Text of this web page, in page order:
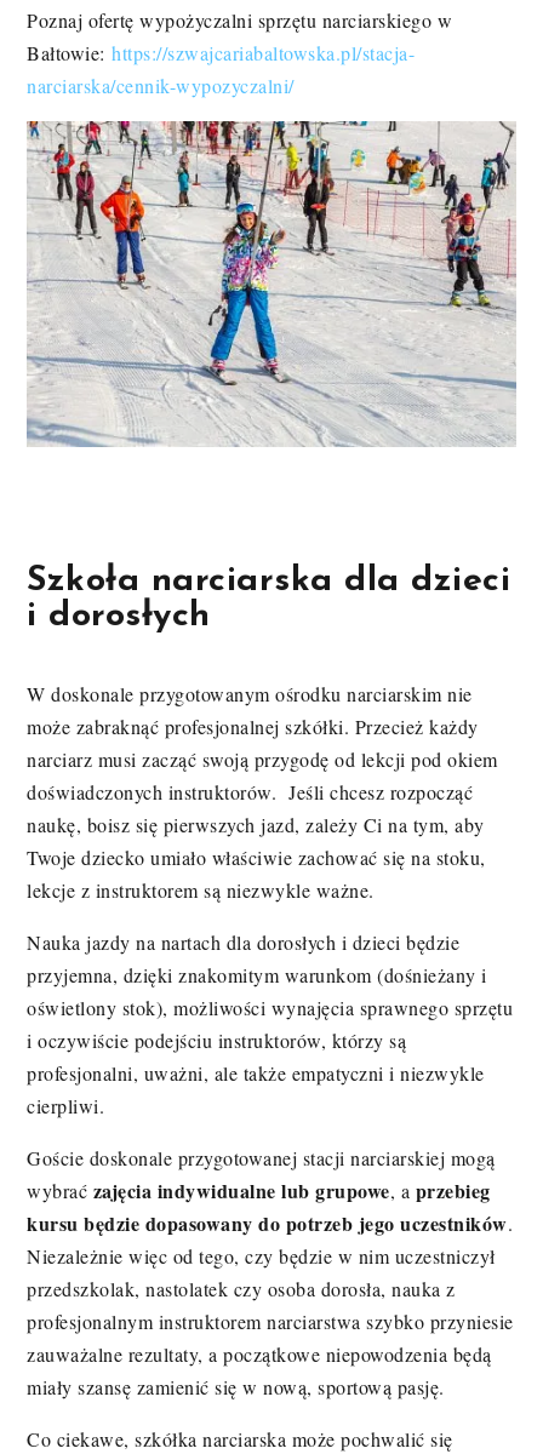
Poznaj ofertę wypożyczalni sprzętu narciarskiego w
Bałtowie:https://szwajcariabaltowska.pl/stacja-
narciarska/cennik-wypozyczalni/
Szkoła narciarska dla dzieci
i dorosłych
W doskonale przygotowanym ośrodku narciarskim nie
może zabraknąć profesjonalnej szkółki. Przecież każdy
narciarz musi zacząć swoją przygodę od lekcji pod okiem
doświadczonych instruktorów. Jeśli chcesz rozpocząć
naukę, boisz się pierwszych jazd, zależy Ci na tym, aby
Twoje dziecko umiało właściwie zachować się na stoku,
lekcje z instruktorem są niezwykle ważne.
Nauka jazdy na nartach dla dorosłych i dzieci będzie
przyjemna, dzięki znakomitym warunkom (dośnieżany i
oświetlony stok), możliwości wynajęcia sprawnego sprzętu
i oczywiście podejściu instruktorów, którzy są
profesjonalni, uważni, ale także empatyczni i niezwykle
cierpliwi.
Goście doskonale przygotowanej stacji narciarskiej mogą
wybrać zajęcia indywidualne lub grupowe, a przebieg
kursu będzie dopasowany do potrzeb jego uczestników.
Niezależnie więc od tego, czy będzie w nim uczestniczył
przedszkolak, nastolatek czy osoba dorosła, nauka z
profesjonalnym instruktorem narciarstwa szybko przyniesie
zauważalne rezultaty, a początkowe niepowodzenia będą
miały szansę zamienić się w nową, sportową pasję.
Co ciekawe, szkółka narciarska może pochwalić się